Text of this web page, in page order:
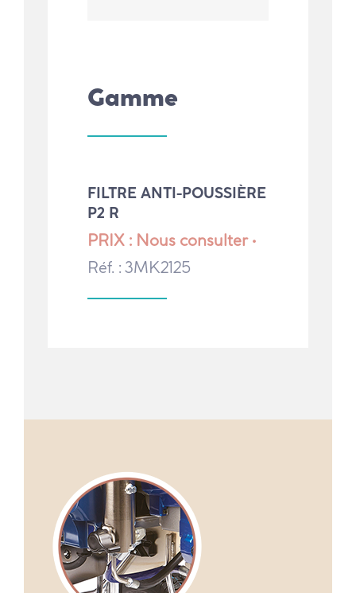
Gamme
FILTRE ANTI-POUSSIÈRE
P2 R
PRIX : Nous consulter •
Réf. : 3MK2125